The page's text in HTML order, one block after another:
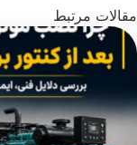
مقالات مرتبط